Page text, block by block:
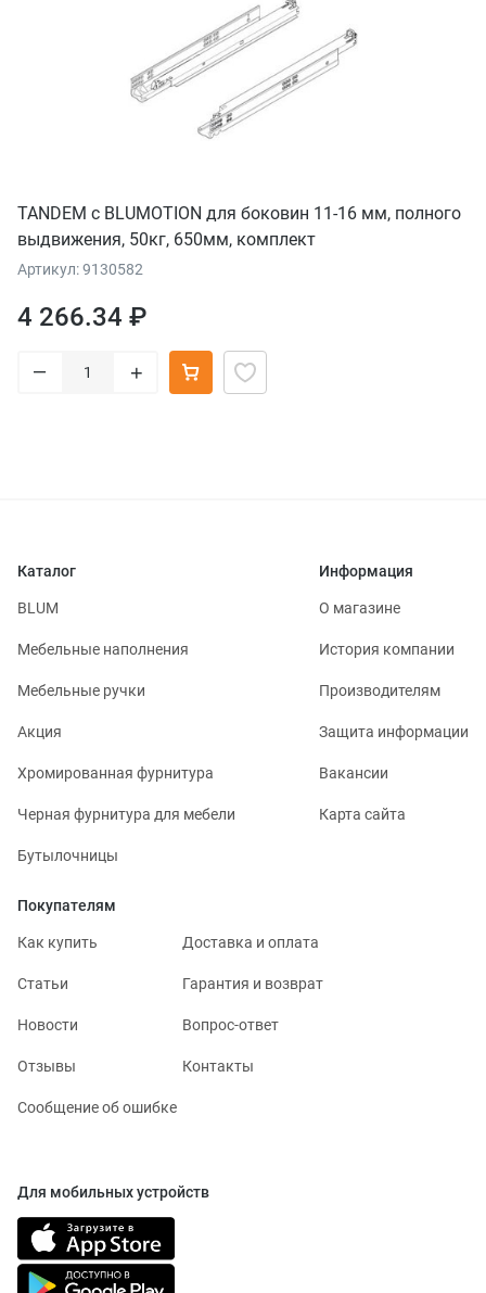
TANDEM с BLUMOTION для боковин 11-16 мм, полного
выдвижения, 50кг, 650мм, комплект
Артикул: 9130582
4 266.34 ₽
– +
Каталог
BLUM
Мебельные наполнения
Мебельные ручки
Акция
Хромированная фурнитура
Черная фурнитура для мебели
Бутылочницы
Информация
О магазине
История компании
Производителям
Защита информации
Вакансии
Карта сайта
Покупателям
Как купить Доставка и оплата
Статьи Гарантия и возврат
Новости Вопрос-ответ
Отзывы Контакты
Сообщение об ошибке
Для мобильных устройств